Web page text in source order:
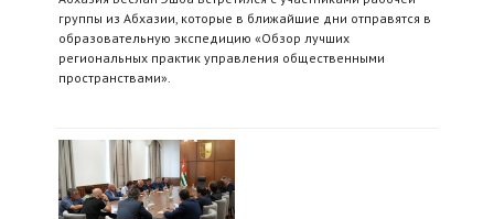
группы из Абхазии, которые в ближайшие дни отправятся в
образовательную экспедицию «Обзор лучших
региональных практик управления общественными
пространствами».